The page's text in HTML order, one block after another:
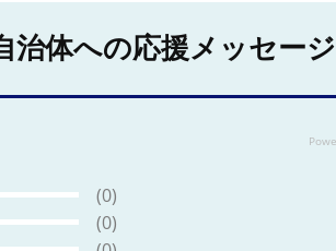
治体への応援メッセージ
(0)
(0)